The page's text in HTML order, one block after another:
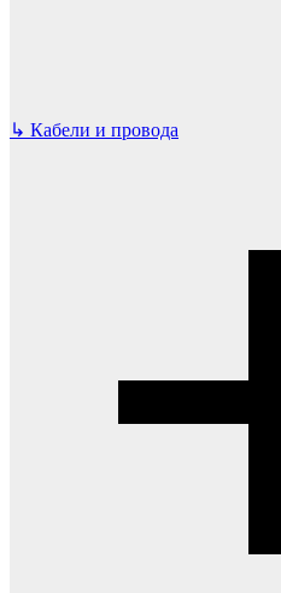
↳ Кабели и провода